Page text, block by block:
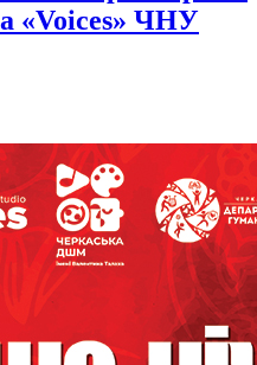
«Voices» ЧНУ